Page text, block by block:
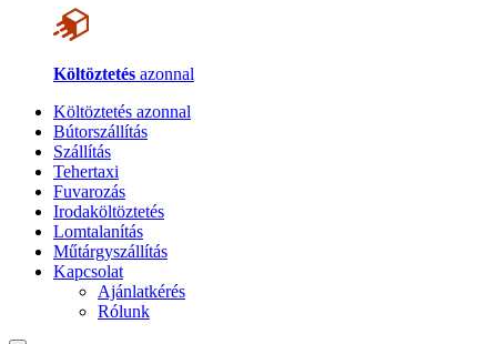
Költöztetés azonnal
Költöztetés azonnal
Bútorszállítás
Szállítás
Tehertaxi
Fuvarozás
Irodaköltöztetés
Lomtalanítás
Műtárgyszállítás
Kapcsolat
Ajánlatkérés
Rólunk